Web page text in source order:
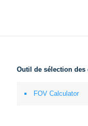
Outil de sélection des
FOV Calculator